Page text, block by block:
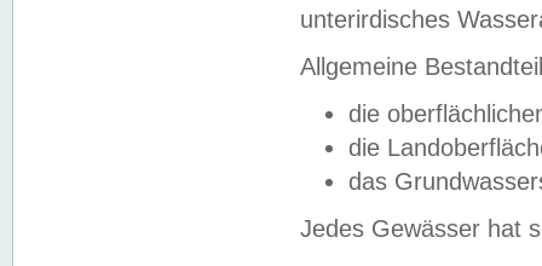
unterirdisches
Allgemeine
die
die
das
Jedes Gewässer hat